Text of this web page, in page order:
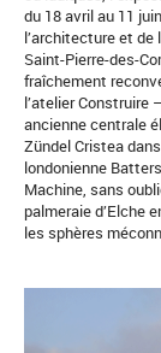
du 18 avril au 11
l’architecture et de
Saint-Pierre-des-
fraîchement
l’atelier Construire
ancienne centrale
Zündel Cristea
londonienne
Machine, sans
palmeraie d’Elche
les sphères